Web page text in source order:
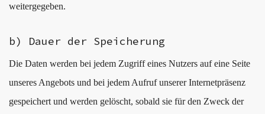
weitergegeben.
b) Dauer der Speicherung
Die Daten werden bei jedem Zugriff eines Nutzers auf eine Seite
unseres Angebots und bei jedem Aufruf unserer Internetpräsenz
gespeichert und werden gelöscht, sobald sie für den Zweck der